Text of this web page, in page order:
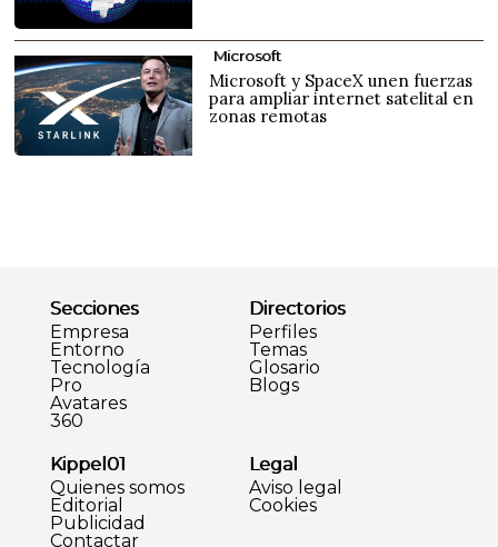
Microsoft
Microsoft y SpaceX unen fuerzas
para ampliar internet satelital en
zonas remotas
Secciones
Empresa
Entorno
Tecnología
Pro
Avatares
360
Directorios
Perfiles
Temas
Glosario
Blogs
Kippel01
Quienes somos
Editorial
Publicidad
Contactar
Legal
Aviso legal
Cookies